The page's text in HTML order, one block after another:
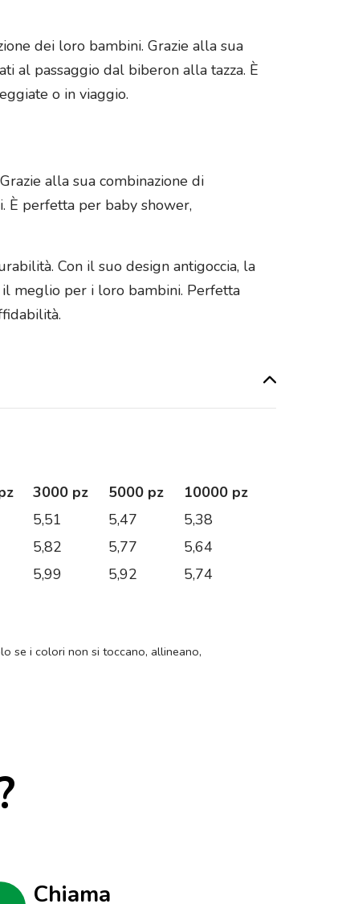
dei loro bambini. Grazie alla sua
al passaggio dal biberon alla tazza. È
o in viaggio.
alla sua combinazione di
È perfetta per baby shower,
Con il suo design antigoccia, la
il meglio per i loro bambini. Perfetta
3000 pz 5000 pz
10000 pz
5,51 5,47
5,38
5,82 5,77
5,64
5,99 5,92 5,74
se i colori non si toccano, allineano,
Chiama